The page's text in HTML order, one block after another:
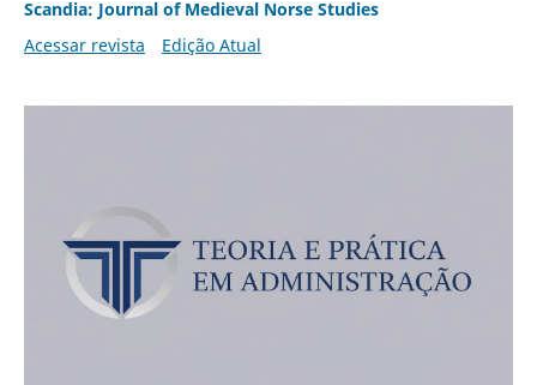
Scandia: Journal of Medieval Norse Studies
Acessar revista
Edição Atual